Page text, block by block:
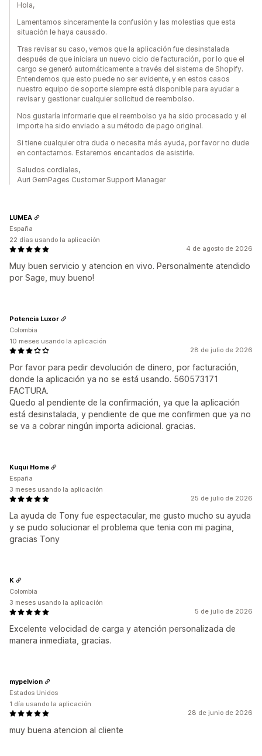
Hola,
Lamentamos sinceramente la confusión y las molestias que esta
situación le haya causado.
Tras revisar su caso, vemos que la aplicación fue desinstalada
después de que iniciara un nuevo ciclo de facturación, por lo que el
cargo se generó automáticamente a través del sistema de Shopify.
Entendemos que esto puede no ser evidente, y en estos casos
nuestro equipo de soporte siempre está disponible para ayudar a
revisar y gestionar cualquier solicitud de reembolso.
Nos gustaría informarle que el reembolso ya ha sido procesado y el
importe ha sido enviado a su método de pago original.
Si tiene cualquier otra duda o necesita más ayuda, por favor no dude
en contactarnos. Estaremos encantados de asistirle.
Saludos cordiales,
Auri GemPages Customer Support Manager
4 de agosto de 2026
Muy buen servicio y atencion en vivo. Personalmente atendido
por Sage, muy bueno!
LUMEA
España
22 días usando la aplicación
28 de julio de 2026
Por favor para pedir devolución de dinero, por facturación,
donde la aplicación ya no se está usando. 560573171
FACTURA.
Quedo al pendiente de la confirmación, ya que la aplicación
está desinstalada, y pendiente de que me confirmen que ya no
se va a cobrar ningún importa adicional. gracias.
Potencia Luxor
Colombia
10 meses usando la aplicación
25 de julio de 2026
La ayuda de Tony fue espectacular, me gusto mucho su ayuda
y se pudo solucionar el problema que tenia con mi pagina,
gracias Tony
Kuqui Home
España
3 meses usando la aplicación
5 de julio de 2026
Excelente velocidad de carga y atención personalizada de
manera inmediata, gracias.
K
Colombia
3 meses usando la aplicación
28 de junio de 2026
muy buena atencion al cliente
mypelvion
Estados Unidos
1 día usando la aplicación